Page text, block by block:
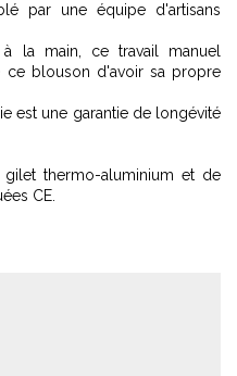
par une équipe d'artisans
la main, ce travail manuel
ce blouson d'avoir sa propre
est une garantie de longévité
thermo-aluminium et de
CE.